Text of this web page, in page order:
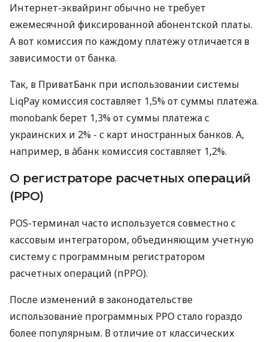
Интернет-эквайринг обычно не требует
ежемесячной фиксированной абонентской платы.
А вот комиссия по каждому платежу отличается в
зависимости от банка.
Так, в ПриватБанк при использовании системы
LiqPay комиссия составляет 1,5% от суммы платежа.
monobank берет 1,3% от суммы платежа с
украинских и 2% - с карт иностранных банков. А,
например, в àбанк комиссия составляет 1,2%.
О регистраторе расчетных операций
(РРО)
POS-терминал часто используется совместно с
кассовым интегратором, объединяющим учетную
систему с программным регистратором
расчетных операций (пРРО).
После изменений в законодательстве
использование программных РРО стало гораздо
более популярным. В отличие от классических